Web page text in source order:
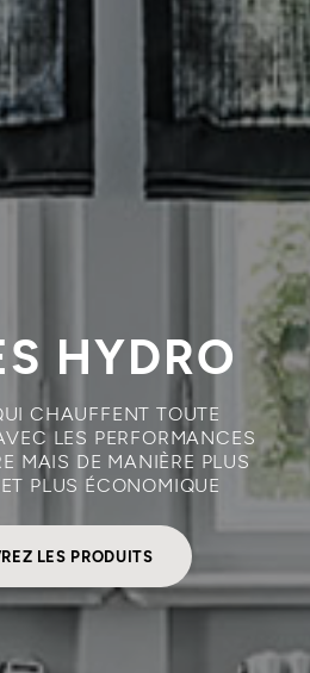
HYDRO
CHAUFFENT TOUTE
LES PERFORMANCES
MAIS DE MANIÈRE PLUS
PLUS ÉCONOMIQUE
LES PRODUITS